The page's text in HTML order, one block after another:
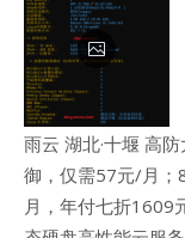
雨云 湖北·十堰 高
御，仅需57元/月
月，年付七折1609